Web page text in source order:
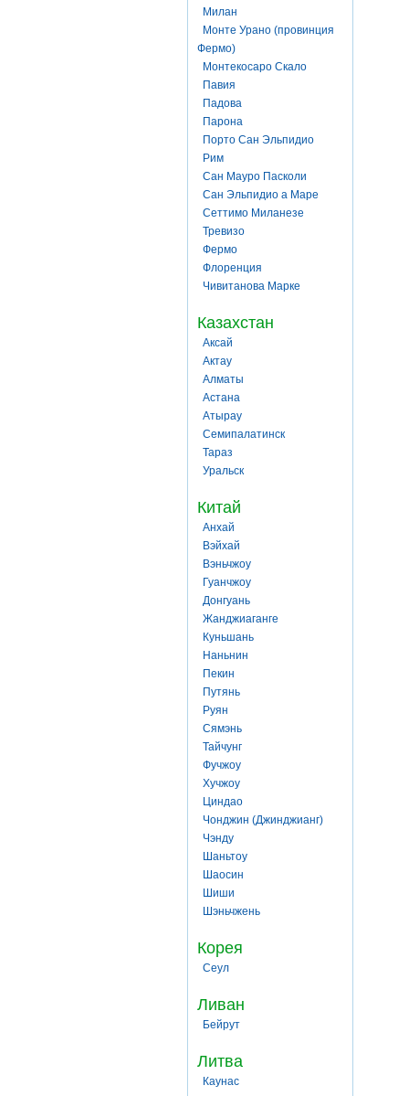
Милан
Монте Урано (провинция
Фермо)
Монтекосаро Скало
Павия
Падова
Парона
Порто Сан Эльпидио
Рим
Сан Мауро Пасколи
Сан Эльпидио а Маре
Сеттимо Миланезе
Тревизо
Фермо
Флоренция
Чивитанова Марке
Казахстан
Аксай
Актау
Алматы
Астана
Атырау
Семипалатинск
Тараз
Уральск
Китай
Анхай
Вэйхай
Вэньчжоу
Гуанчжоу
Донгуань
Жанджиаганге
Куньшань
Наньнин
Пекин
Путянь
Руян
Сямэнь
Тайчунг
Фучжоу
Хучжоу
Циндао
Чонджин (Джинджианг)
Чэнду
Шаньтоу
Шаосин
Шиши
Шэньчжень
Корея
Сеул
Ливан
Бейрут
Литва
Каунас